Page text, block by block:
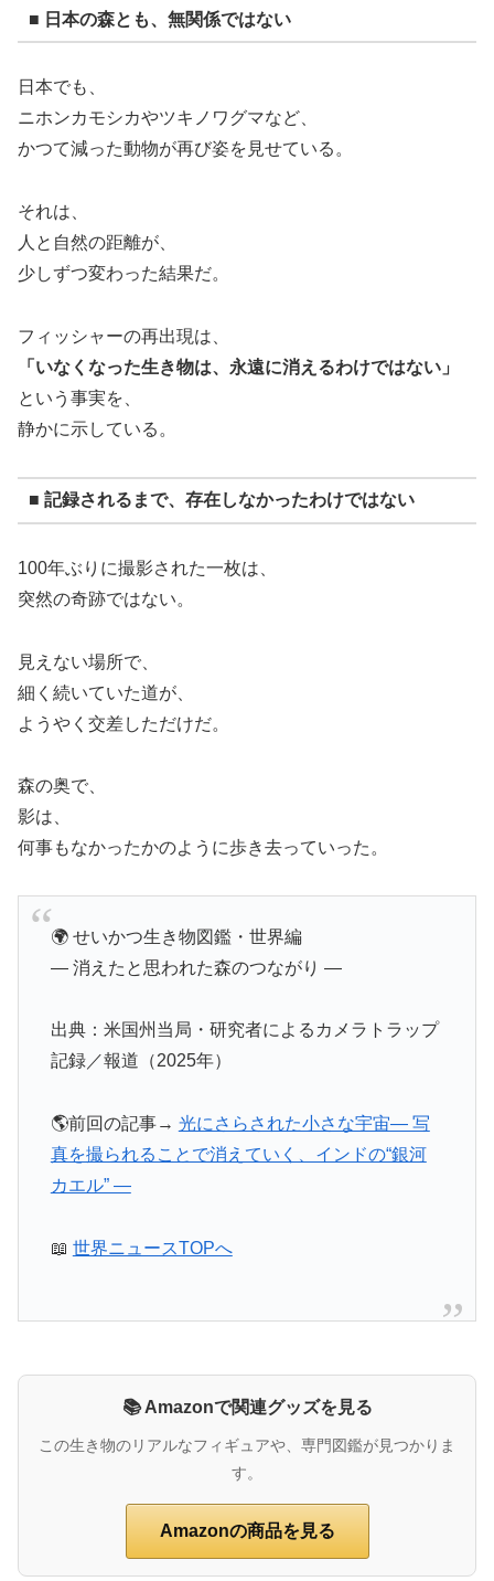
■ 日本の森とも、無関係ではない
日本でも、
ニホンカモシカやツキノワグマなど、
かつて減った動物が再び姿を見せている。
それは、
人と自然の距離が、
少しずつ変わった結果だ。
フィッシャーの再出現は、
「いなくなった生き物は、永遠に消えるわけではない」
という事実を、
静かに示している。
■ 記録されるまで、存在しなかったわけではない
100年ぶりに撮影された一枚は、
突然の奇跡ではない。
見えない場所で、
細く続いていた道が、
ようやく交差しただけだ。
森の奥で、
影は、
何事もなかったかのように歩き去っていった。
🌍 せいかつ生き物図鑑・世界編
― 消えたと思われた森のつながり ―
出典：米国州当局・研究者によるカメラトラップ
記録／報道（2025年）
🌎前回の記事→ 光にさらされた小さな宇宙― 写
真を撮られることで消えていく、インドの“銀河
カエル” ―
📖 世界ニュースTOPへ
📚 Amazonで関連グッズを見る
この生き物のリアルなフィギュアや、専門図鑑が見つかりま
す。
Amazonの商品を見る